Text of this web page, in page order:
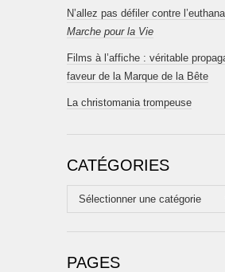
N’allez pas défiler contre
Marche pour la Vie
Films à l’affiche : véritable
faveur de la Marque de la Bête
La christomania trompeuse
CATÉGORIES
Catégories
PAGES